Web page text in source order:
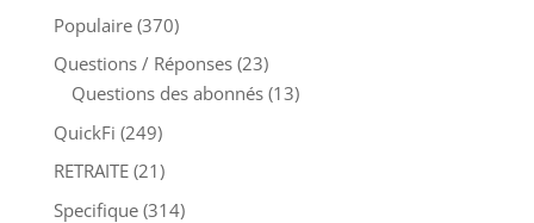
Populaire(370)
Questions / Réponses(23)
Questions des abonnés(13)
QuickFi (249)
RETRAITE(21)
Specifique(314)